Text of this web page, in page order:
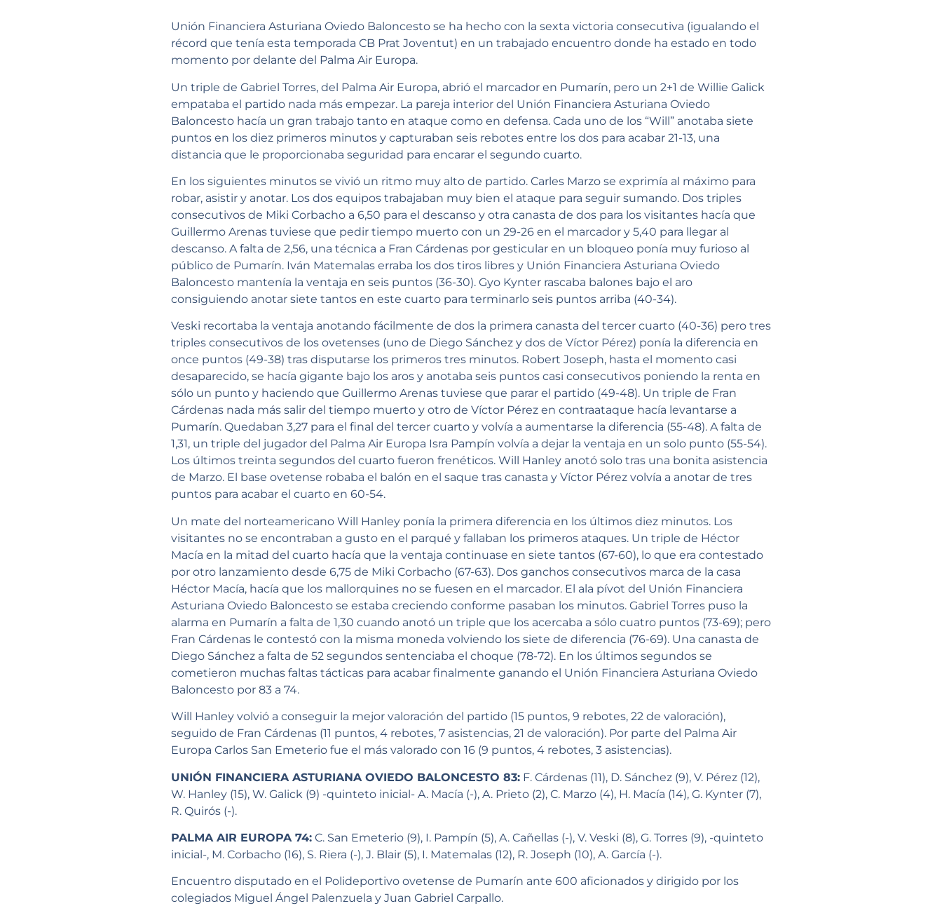
Unión Financiera Asturiana Oviedo Baloncesto se ha hecho con la sexta victoria consecutiva (igualando el
récord que tenía esta temporada CB Prat Joventut) en un trabajado encuentro donde ha estado en todo
momento por delante del Palma Air Europa.
Un triple de Gabriel Torres, del Palma Air Europa, abrió el marcador en Pumarín, pero un 2+1 de Willie Galick
empataba el partido nada más empezar. La pareja interior del Unión Financiera Asturiana Oviedo
Baloncesto hacía un gran trabajo tanto en ataque como en defensa. Cada uno de los “Will” anotaba siete
puntos en los diez primeros minutos y capturaban seis rebotes entre los dos para acabar 21-13, una
distancia que le proporcionaba seguridad para encarar el segundo cuarto.
En los siguientes minutos se vivió un ritmo muy alto de partido. Carles Marzo se exprimía al máximo para
robar, asistir y anotar. Los dos equipos trabajaban muy bien el ataque para seguir sumando. Dos triples
consecutivos de Miki Corbacho a 6,50 para el descanso y otra canasta de dos para los visitantes hacía que
Guillermo Arenas tuviese que pedir tiempo muerto con un 29-26 en el marcador y 5,40 para llegar al
descanso. A falta de 2,56, una técnica a Fran Cárdenas por gesticular en un bloqueo ponía muy furioso al
público de Pumarín. Iván Matemalas erraba los dos tiros libres y Unión Financiera Asturiana Oviedo
Baloncesto mantenía la ventaja en seis puntos (36-30). Gyo Kynter rascaba balones bajo el aro
consiguiendo anotar siete tantos en este cuarto para terminarlo seis puntos arriba (40-34).
Veski recortaba la ventaja anotando fácilmente de dos la primera canasta del tercer cuarto (40-36) pero tres
triples consecutivos de los ovetenses (uno de Diego Sánchez y dos de Víctor Pérez) ponía la diferencia en
once puntos (49-38) tras disputarse los primeros tres minutos. Robert Joseph, hasta el momento casi
desaparecido, se hacía gigante bajo los aros y anotaba seis puntos casi consecutivos poniendo la renta en
sólo un punto y haciendo que Guillermo Arenas tuviese que parar el partido (49-48). Un triple de Fran
Cárdenas nada más salir del tiempo muerto y otro de Víctor Pérez en contraataque hacía levantarse a
Pumarín. Quedaban 3,27 para el final del tercer cuarto y volvía a aumentarse la diferencia (55-48). A falta de
1,31, un triple del jugador del Palma Air Europa Isra Pampín volvía a dejar la ventaja en un solo punto (55-54).
Los últimos treinta segundos del cuarto fueron frenéticos. Will Hanley anotó solo tras una bonita asistencia
de Marzo. El base ovetense robaba el balón en el saque tras canasta y Víctor Pérez volvía a anotar de tres
puntos para acabar el cuarto en 60-54.
Un mate del norteamericano Will Hanley ponía la primera diferencia en los últimos diez minutos. Los
visitantes no se encontraban a gusto en el parqué y fallaban los primeros ataques. Un triple de Héctor
Macía en la mitad del cuarto hacía que la ventaja continuase en siete tantos (67-60), lo que era contestado
por otro lanzamiento desde 6,75 de Miki Corbacho (67-63). Dos ganchos consecutivos marca de la casa
Héctor Macía, hacía que los mallorquines no se fuesen en el marcador. El ala pívot del Unión Financiera
Asturiana Oviedo Baloncesto se estaba creciendo conforme pasaban los minutos. Gabriel Torres puso la
alarma en Pumarín a falta de 1,30 cuando anotó un triple que los acercaba a sólo cuatro puntos (73-69); pero
Fran Cárdenas le contestó con la misma moneda volviendo los siete de diferencia (76-69). Una canasta de
Diego Sánchez a falta de 52 segundos sentenciaba el choque (78-72). En los últimos segundos se
cometieron muchas faltas tácticas para acabar finalmente ganando el Unión Financiera Asturiana Oviedo
Baloncesto por 83 a 74.
Will Hanley volvió a conseguir la mejor valoración del partido (15 puntos, 9 rebotes, 22 de valoración),
seguido de Fran Cárdenas (11 puntos, 4 rebotes, 7 asistencias, 21 de valoración). Por parte del Palma Air
Europa Carlos San Emeterio fue el más valorado con 16 (9 puntos, 4 rebotes, 3 asistencias).
UNIÓN FINANCIERA ASTURIANA OVIEDO BALONCESTO 83: F. Cárdenas (11), D. Sánchez (9), V. Pérez (12),
W. Hanley (15), W. Galick (9) -quinteto inicial- A. Macía (-), A. Prieto (2), C. Marzo (4), H. Macía (14), G. Kynter (7),
R. Quirós (-).
PALMA AIR EUROPA 74: C. San Emeterio (9), I. Pampín (5), A. Cañellas (-), V. Veski (8), G. Torres (9), -quinteto
inicial-, M. Corbacho (16), S. Riera (-), J. Blair (5), I. Matemalas (12), R. Joseph (10), A. García (-).
Encuentro disputado en el Polideportivo ovetense de Pumarín ante 600 aficionados y dirigido por los
colegiados Miguel Ángel Palenzuela y Juan Gabriel Carpallo.